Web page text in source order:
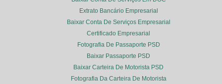
Extrato Bancário Empresarial
Baixar Conta De Serviços Empresarial
Certificado Empresarial
Fotografia De Passaporte PSD
Baixar Passaporte PSD
Baixar Carteira De Motorista PSD
Fotografia Da Carteira De Motorista